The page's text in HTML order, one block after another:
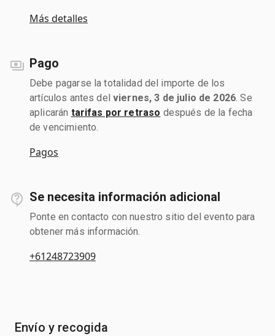
Más detalles
Pago
Debe pagarse la totalidad del importe de los
artículos antes del viernes, 3 de julio de 2026 . Se
aplicarán tarifas por retraso después de la fecha
de vencimiento.
Pagos
Se necesita información adicional
Ponte en contacto con nuestro sitio del evento para
obtener más información.
+61248723909
Envío y recogida